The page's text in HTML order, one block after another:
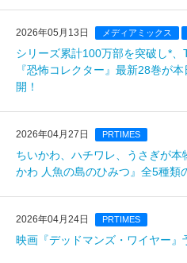
2026年05月13日 メディアミックス
シリーズ累計100万部を突破し*
『恐怖コレクター』最新28巻が
開！
2026年04月27日 PRTIMES
ちいかわ、ハチワレ、うさぎが
かわ 人魚の島のひみつ』全5種類
2026年04月24日 PRTIMES
映画『デッドマンズ・ワイヤー』